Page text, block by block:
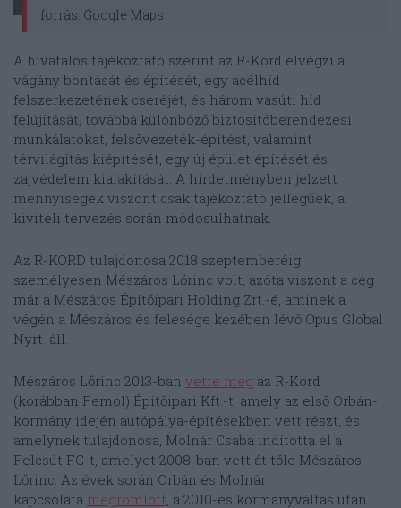
forrás: Google Maps
A hivatalos tájékoztató szerint az R-Kord elvégzi a
vágány bontását és építését, egy acélhíd
felszerkezetének cseréjét, és három vasúti híd
felújítását, továbbá különböző biztosítóberendezési
munkálatokat, felsővezeték-építést, valamint
térvilágítás kiépítését, egy új épület építését és
zajvédelem kialakítását. A hirdetményben jelzett
mennyiségek viszont csak tájékoztató jellegűek, a
kiviteli tervezés során módosulhatnak.
Az R-KORD tulajdonosa 2018 szeptemberéig
személyesen Mészáros Lőrinc volt, azóta viszont a cég
már a Mészáros Építőipari Holding Zrt.-é, aminek a
végén a Mészáros és felesége kezében lévő Opus Global
Nyrt. áll.
Mészáros Lőrinc 2013-ban vette meg az R-Kord
(korábban Femol) Építőipari Kft.-t, amely az első Orbán-
kormány idején autópálya-építésekben vett részt, és
amelynek tulajdonosa, Molnár Csaba indította el a
Felcsút FC-t, amelyet 2008-ban vett át tőle Mészáros
Lőrinc. Az évek során Orbán és Molnár
kapcsolata megromlott, a 2010-es kormányváltás után